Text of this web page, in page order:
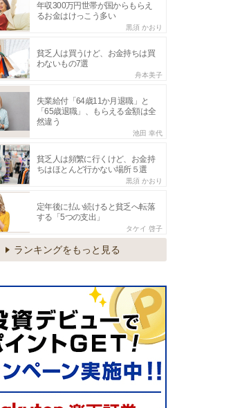
年収300万円世帯が国からもらえ
るお金はけっこう多い
黒須 かおり
貧乏人は買うけど、お金持ちは買
わないもの7選
舟本美子
失業給付「64歳11か月退職」と
「65歳退職」、もらえる金額は全
然違う
池田 幸代
貧乏人は頻繁に行くけど、お金持
ちはほとんど行かない場所５選
黒須 かおり
定年後に払い続けると貧乏へ転落
する「5つの支出」
タケイ 啓子
ランキングをもっと見る